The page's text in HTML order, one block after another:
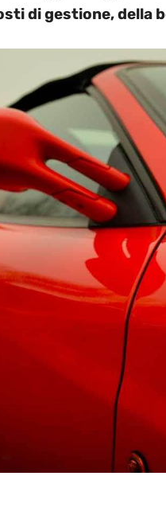
di gestione, della